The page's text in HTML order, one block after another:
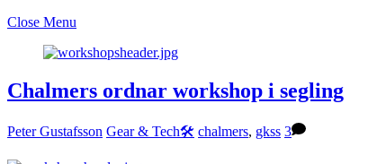
Close Menu
Chalmers ordnar workshop i segling
Peter Gustafsson Gear & Tech🛠 chalmers, gkss 3